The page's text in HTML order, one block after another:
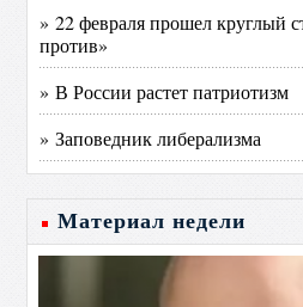
» 22 февраля прошел круглый
против»
» В России растет патриотизм
» Заповедник либерализма
Материал недели